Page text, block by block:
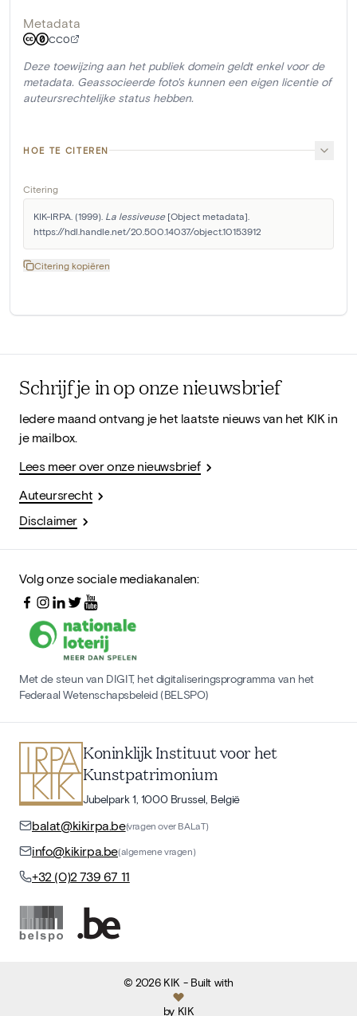
Metadata
CC0
Deze toewijzing aan het publiek domein geldt enkel voor de
metadata. Geassocieerde foto's kunnen een eigen licentie of
auteursrechtelijke status hebben.
HOE TE CITEREN
Citering
KIK-IRPA. (1999). La lessiveuse [Object metadata].
https://hdl.handle.net/20.500.14037/object.10153912
Citering kopiëren
Schrijf je in op onze nieuwsbrief
Iedere maand ontvang je het laatste nieuws van het KIK in
je mailbox.
Lees meer over onze nieuwsbrief
Auteursrecht
Disclaimer
Volg onze sociale mediakanalen:
Met de steun van DIGIT, het digitaliseringsprogramma van het
Federaal Wetenschapsbeleid (BELSPO)
Koninklijk Instituut voor het
Kunstpatrimonium
Jubelpark 1, 1000 Brussel, België
balat@kikirpa.be(vragen over BALaT)
info@kikirpa.be(algemene vragen)
+32 (0)2 739 67 11
©2026 KIK - Built with
by KIK